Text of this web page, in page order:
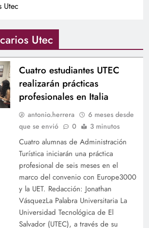
Utec
Utec
Cuatro estudiantes UTEC
realizarán prácticas
profesionales en Italia
antonio.herrera
6 meses desde
que se envió
0 3 minutos
Cuatro alumnas de Administración
Turística iniciarán una práctica
profesional de seis meses en el
marco del convenio con Europe3000
y la UET. Redacción: Jonathan
VásquezLa Palabra Universitaria La
Universidad Tecnológica de El
Salvador (UTEC), a través de su